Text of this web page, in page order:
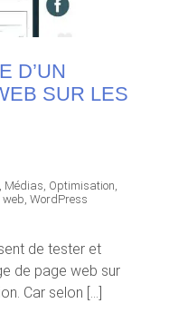
D’UN
SUR LES
, Médias, Optimisation,
web, WordPress
de tester et
de page web sur
Car selon [...]